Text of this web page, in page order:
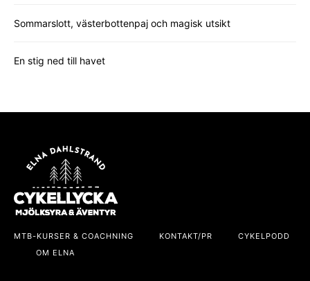
Sommarslott, västerbottenpaj och magisk utsikt
En stig ned till havet
MTB-KURSER & COACHNING KONTAKT/PR
CYKELPODD
OM ELNA